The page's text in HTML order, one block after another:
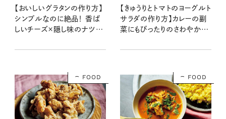
【おいしいグラタンの作り方】
シンプルなのに絶品！ 香ば
しいチーズ×隠し味のナツメ
レハナコさん
【きゅうりとトマトのヨーグルト
サラダの作り方】カレーの副
菜にもぴったりのさわやかエ
ヅレハナコさん
FOOD FOOD